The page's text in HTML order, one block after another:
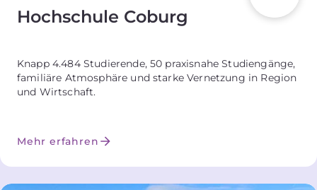
Hochschule Coburg
Knapp 4.484 Studierende, 50 praxisnahe Studiengänge,
familiäre Atmosphäre und starke Vernetzung in Region
und Wirtschaft.
Mehr erfahren